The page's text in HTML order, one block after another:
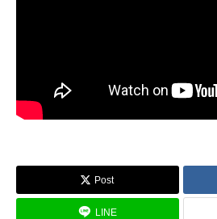
Post
LINE